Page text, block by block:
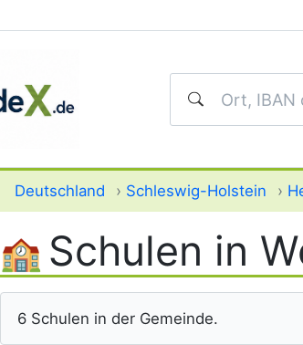
Deutschland › Schleswig-Holstein ›
Schulen in
6 Schulen in der Gemeinde.